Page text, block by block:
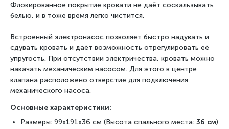
Флокированное покрытие кровати не даёт соскальзывать
белью, и в тоже время легко чистится.
Встроенный электронасос позволяет быстро надувать и
сдувать кровать и даёт возможность отрегулировать её
упругость. При отсутствии электричества, кровать можно
накачать механическим насосом. Для этого в центре
клапана расположено отверстие для подключения
механического насоса.
Основные характеристики:
Размеры: 99х191х36 см (Высота спального места: 36 см)